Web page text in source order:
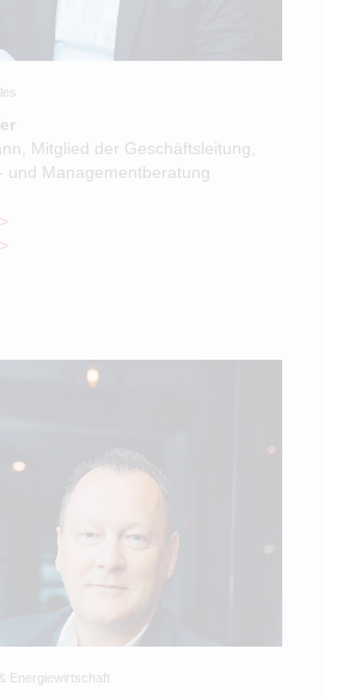
Mitglied der Geschäftsleitung,
und Managementberatung
Energiewirtschaft